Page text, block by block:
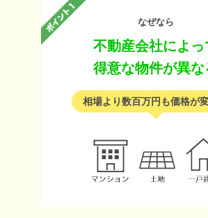
なぜなら
不動産会社によっ
得意な物件が異な
相場より数百万円も価格が